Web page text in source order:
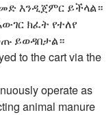
እንዲጀምር ይችላል።
ክፈት የተለየ
ይወዳበታል።
to the cart via the
operate as
animal manure